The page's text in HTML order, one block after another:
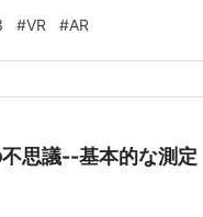
、否である。これは企業
#VR #AR
思議--基本的な測定